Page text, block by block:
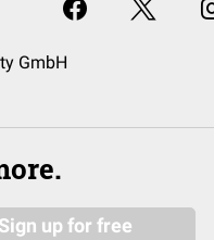
GmbH
Sign up for free